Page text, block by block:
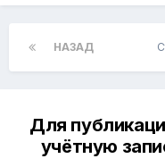
НАЗАД
Для
учётную